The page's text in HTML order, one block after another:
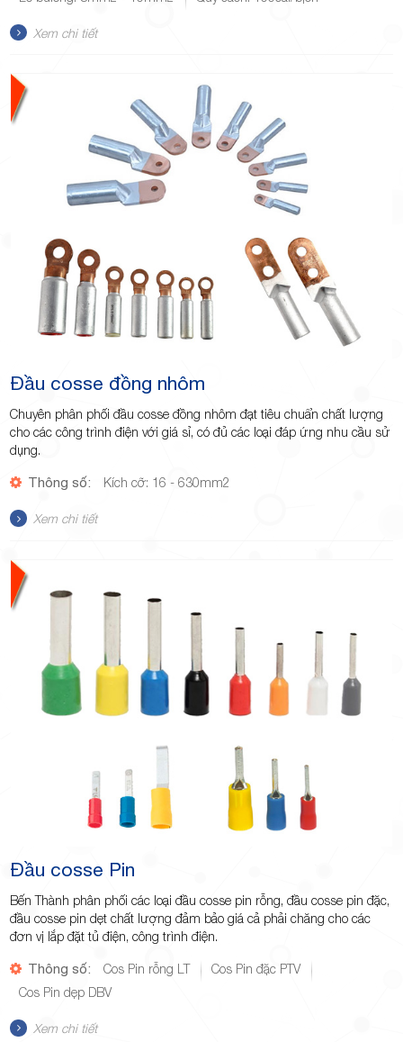
Xem chi tiết
Đầu cosse đồng nhôm
Chuyên phân phối đầu cosse đồng nhôm đạt tiêu chuẩn chất lượng
cho các công trình điện với giá sỉ, có đủ các loại đáp ứng nhu cầu sử
dụng.
Thông số: Kích cỡ: 16 - 630mm2
Xem chi tiết
Đầu cosse Pin
Bến Thành phân phối các loại đầu cosse pin rỗng, đầu cosse pin đặc,
đầu cosse pin dẹt chất lượng đảm bảo giá cả phải chăng cho các
đơn vị lắp đặt tủ điện, công trình điện.
Thông số: Cos Pin rỗng LT
Cos Pin đặc PTV
Cos Pin dẹp DBV
Xem chi tiết